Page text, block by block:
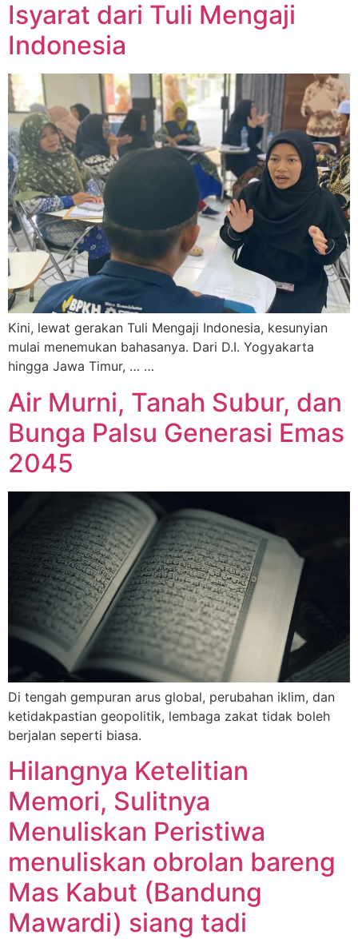
Isyarat dari Tuli Mengaji
Indonesia
Kini, lewat gerakan Tuli Mengaji Indonesia, kesunyian
mulai menemukan bahasanya. Dari D.I. Yogyakarta
hingga Jawa Timur, … …
Air Murni, Tanah Subur, dan
Bunga Palsu Generasi Emas
2045
Di tengah gempuran arus global, perubahan iklim, dan
ketidakpastian geopolitik, lembaga zakat tidak boleh
berjalan seperti biasa.
Hilangnya Ketelitian
Memori, Sulitnya
Menuliskan Peristiwa
menuliskan obrolan bareng
Mas Kabut (Bandung
Mawardi) siang tadi